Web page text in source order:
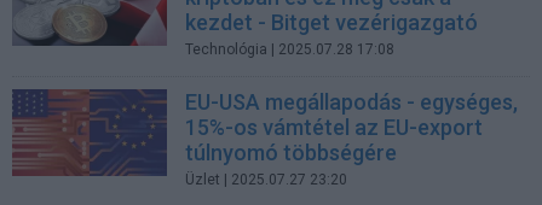
kezdet - Bitget vezérigazgató
Technológia | 2025.07.28 17:08
EU-USA megállapodás - egységes,
15%-os vámtétel az EU-export
túlnyomó többségére
Üzlet | 2025.07.27 23:20